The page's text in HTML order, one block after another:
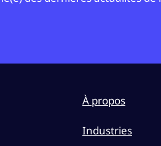
À propos
Industries